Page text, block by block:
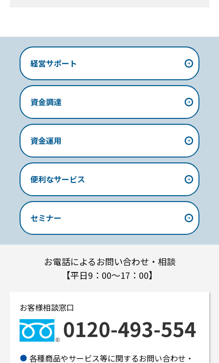
経営サポート
資金調達
資金運用
便利なサービス
セミナー
お電話によるお問い合わせ・相談
【平日9：00～17：00】
お客様相談窓口
各種商品やサービス等に関するお問い合わせ・